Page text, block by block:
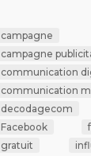
campagne
campagne
communication
communication
decodagecom
Facebook
gratuit